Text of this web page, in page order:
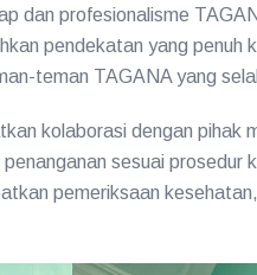
dan profesionalisme
pendekatan yang penuh
teman TAGANA yang
kolaborasi dengan pihak
sesuai prosedur
pemeriksaan